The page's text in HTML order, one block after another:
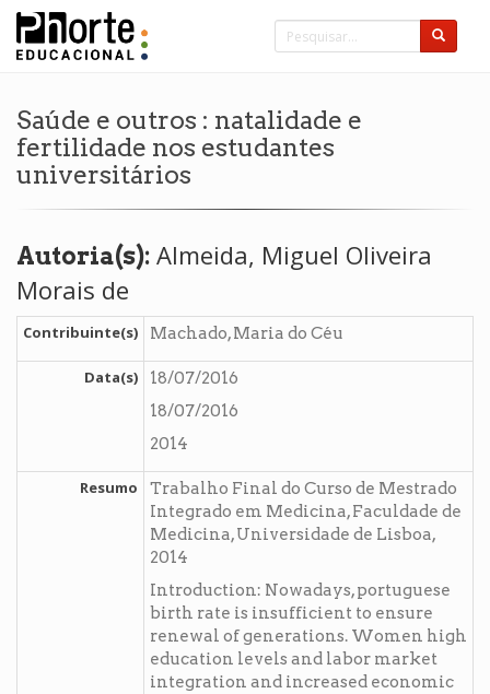
Saúde e outros : natalidade e
fertilidade nos estudantes
universitários
Autoria(s): Almeida, Miguel Oliveira
Morais de
Contribuinte(s) Machado, Maria do Céu
Data(s)
18/07/2016
18/07/2016
2014
Resumo
Trabalho Final do Curso de Mestrado
Integrado em Medicina, Faculdade de
Medicina, Universidade de Lisboa,
2014
Introduction: Nowadays, portuguese
birth rate is insufficient to ensure
renewal of generations. Women high
education levels and labor market
integration and increased economic